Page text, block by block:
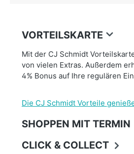
VORTEILSKARTE
Mit der CJ Schmidt
von vielen Extras. Außerdem
4% Bonus auf Ihre regulären
Die CJ Schmidt Vorteile
SHOPPEN MIT TERMIN
CLICK & COLLECT